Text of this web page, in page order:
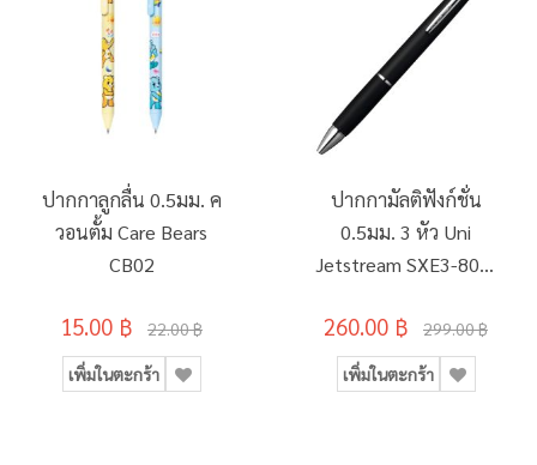
ปากกาลูกลื่น 0.5มม. ค
วอนตั้ม Care Bears
CB02
15.00 ฿ 22.00 ฿
เพิ่มในตะกร้า
ปากกามัลติฟังก์ชั่น
0.5มม. 3 หัว Uni
Jetstream SXE3-800-
260.00 ฿ 299.00 ฿
เพิ่มในตะกร้า